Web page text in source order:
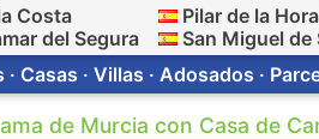
Costa
del Segura
Pilar de la
San Miguel de
Casas · Villas · Adosados ·
de Murcia con Casa de